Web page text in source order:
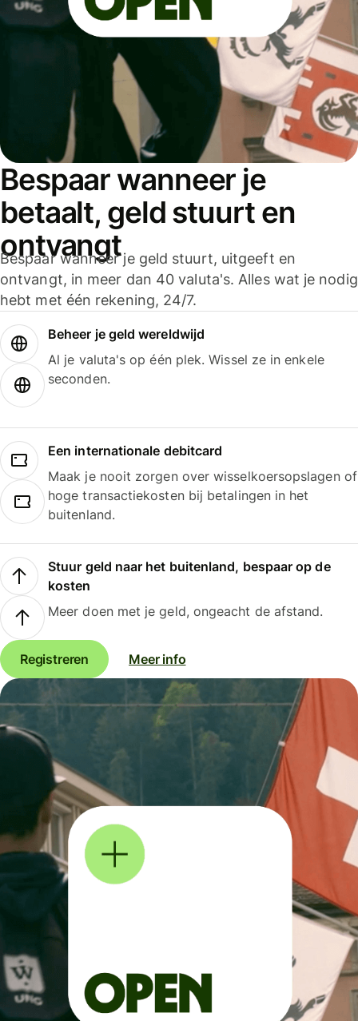
Bespaar wanneer je
betaalt, geld stuurt en
ontvangt
Bespaar wanneer je geld stuurt, uitgeeft en
ontvangt, in meer dan 40 valuta's. Alles wat je nodig
hebt met één rekening, 24/7.
Beheer je geld wereldwijd
Al je valuta's op één plek. Wissel ze in enkele
seconden.
Een internationale debitcard
Maak je nooit zorgen over wisselkoersopslagen of
hoge transactiekosten bij betalingen in het
buitenland.
Stuur geld naar het buitenland, bespaar op de
kosten
Meer doen met je geld, ongeacht de afstand.
Registreren Meer info